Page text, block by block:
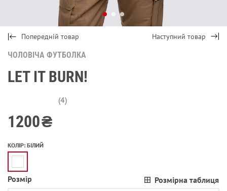
Попередній товар Наступний товар
ЧОЛОВІЧА ФУТБОЛКА
LET IT BURN!
(4)
1200₴
КОЛІР: БІЛИЙ
Розмір Розмірна таблиця
Вкажіть ваш номер телефону: